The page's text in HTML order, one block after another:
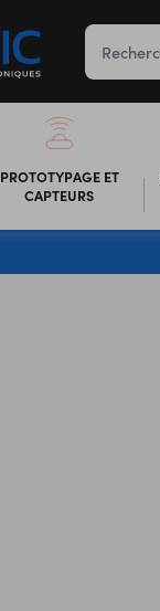
PROTOTYPAGE ET
CAPTEURS